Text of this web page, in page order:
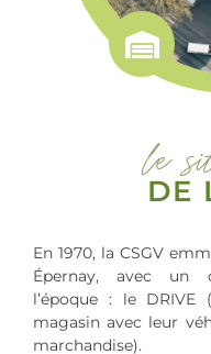
le
DE
En 1970, la CSGV
Épernay, avec un
l’époque : le
magasin avec leur
marchandise).